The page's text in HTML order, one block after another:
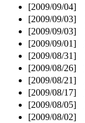
[2009/09/04]
[2009/09/03]
[2009/09/03]
[2009/09/01]
[2009/08/31]
[2009/08/26]
[2009/08/21]
[2009/08/17]
[2009/08/05]
[2009/08/02]